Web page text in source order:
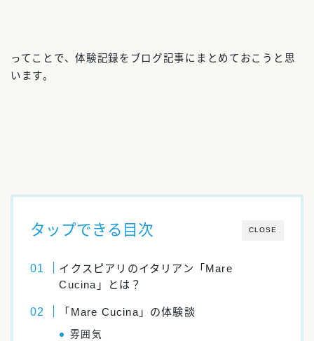
ってことで、体験記録をブログ記事にまとめておこうと思
います。
CLOSE
タップできる目次
イクスピアリのイタリアン「Mare
Cucina」とは？
「Mare Cucina」の体験談
雰囲気